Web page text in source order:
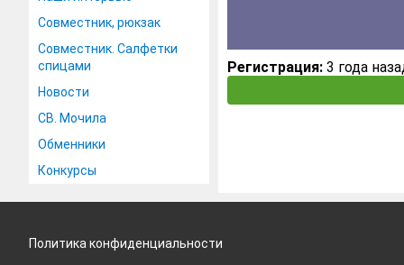
Совместник, рюкзак
Совместник. Салфетки
спицами
Новости
СВ. Мочила
Обменники
Конкурсы
Регистрация: 3 года
Политика конфиденциальности